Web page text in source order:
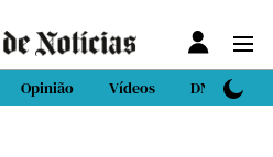
Opinião Vídeos DN Sport